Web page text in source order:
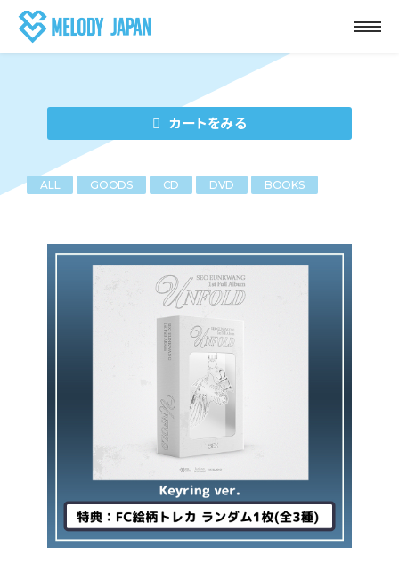
カートをみる
ALL GOODS CD DVD BOOKS